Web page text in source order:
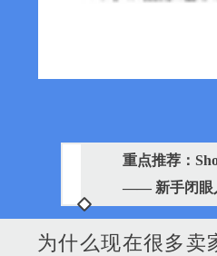
重点推荐：
—— 新手闭眼
为什么现在很多卖家